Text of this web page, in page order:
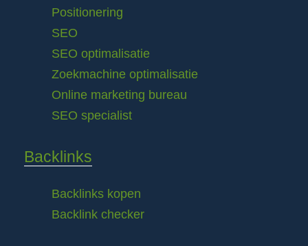
Positionering
SEO
SEO optimalisatie
Zoekmachine optimalisatie
Online marketing bureau
SEO specialist
Backlinks
Backlinks kopen
Backlink checker